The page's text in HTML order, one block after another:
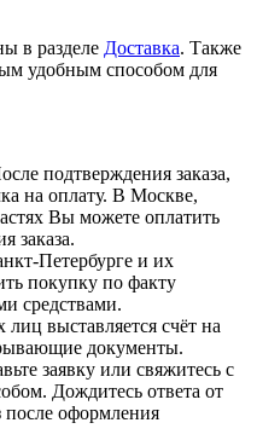
в разделе Доставка. Также
удобным способом для
подтверждения заказа,
на оплату. В Москве,
Вы можете оплатить
заказа.
Петербурге и их
покупку по факту
средствами.
выставляется счёт на
документы.
заявку или свяжитесь с
Дождитесь ответа от
после оформления